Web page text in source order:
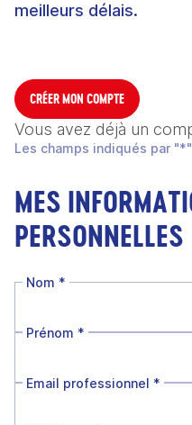
meilleurs délais.
CRÉER MON COMPTE
Vous avez déjà un
Les champs indiqués par
MES
PERSONNELLES
Nom *
Prénom *
Email professionnel *